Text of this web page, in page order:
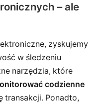
– ale
zyskujemy
w śledzeniu
narzędzia, które
codzienne
transakcji. Ponadto,